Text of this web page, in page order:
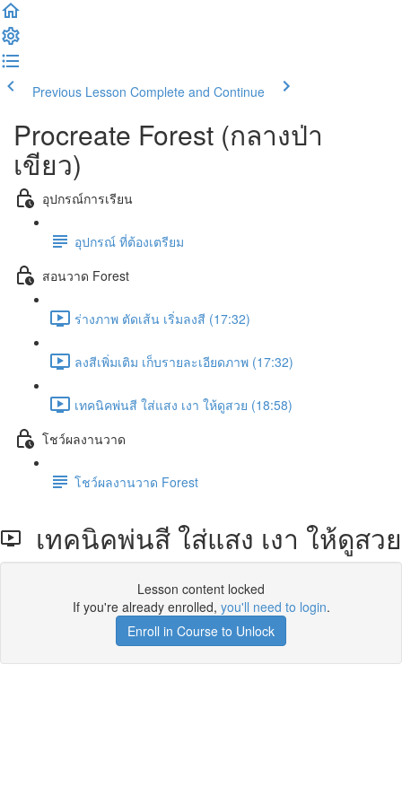
Previous Lesson Complete and Continue
Procreate Forest (กลางป่า
เขียว)
อุปกรณ์การเรียน
อุปกรณ์ ที่ต้องเตรียม
สอนวาด Forest
ร่างภาพ ตัดเส้น เริ่มลงสี (17:32)
ลงสีเพิ่มเติม เก็บรายละเอียดภาพ (17:32)
เทคนิคพ่นสี ใส่แสง เงา ให้ดูสวย (18:58)
โชว์ผลงานวาด
โชว์ผลงานวาด Forest
เทคนิคพ่นสี ใส่แสง เงา ให้ดูสวย
Lesson content locked
If you're already enrolled, you'll need to login.
Enroll in Course to Unlock